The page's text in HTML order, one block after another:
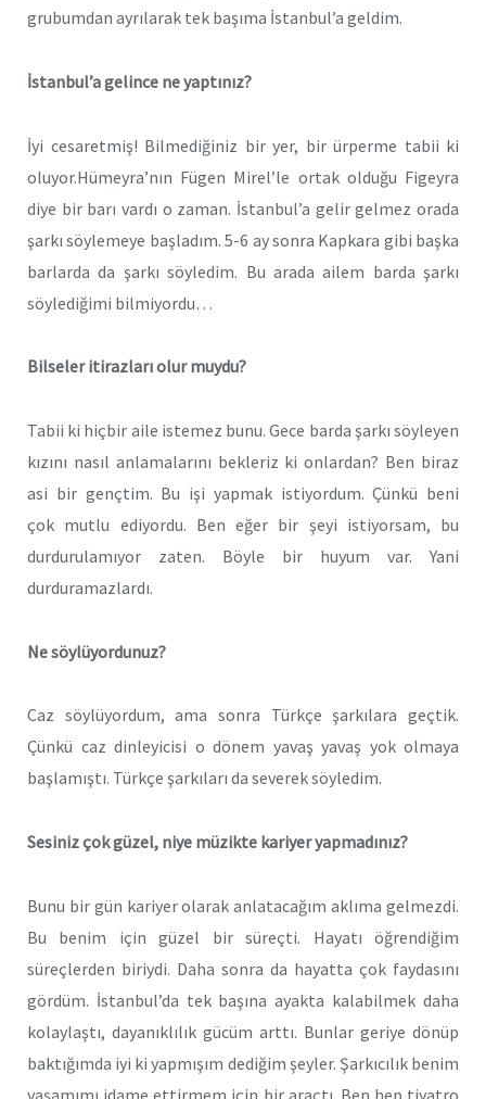
grubumdan ayrılarak tek başıma İstanbul’a geldim.
İstanbul’a gelince ne yaptınız?
İyi cesaretmiş! Bilmediğiniz bir yer, bir ürperme tabii ki
oluyor.Hümeyra’nın Fügen Mirel’le ortak olduğu Figeyra
diye bir barı vardı o zaman. İstanbul’a gelir gelmez orada
şarkı söylemeye başladım. 5-6 ay sonra Kapkara gibi başka
barlarda da şarkı söyledim. Bu arada ailem barda şarkı
söylediğimi bilmiyordu…
Bilseler itirazları olur muydu?
Tabii ki hiçbir aile istemez bunu. Gece barda şarkı söyleyen
kızını nasıl anlamalarını bekleriz ki onlardan? Ben biraz
asi bir gençtim. Bu işi yapmak istiyordum. Çünkü beni
çok mutlu ediyordu. Ben eğer bir şeyi istiyorsam, bu
durdurulamıyor zaten. Böyle bir huyum var. Yani
durduramazlardı.
Ne söylüyordunuz?
Caz söylüyordum, ama sonra Türkçe şarkılara geçtik.
Çünkü caz dinleyicisi o dönem yavaş yavaş yok olmaya
başlamıştı. Türkçe şarkıları da severek söyledim.
Sesiniz çok güzel, niye müzikte kariyer yapmadınız?
Bunu bir gün kariyer olarak anlatacağım aklıma gelmezdi.
Bu benim için güzel bir süreçti. Hayatı öğrendiğim
süreçlerden biriydi. Daha sonra da hayatta çok faydasını
gördüm. İstanbul’da tek başına ayakta kalabilmek daha
kolaylaştı, dayanıklılık gücüm arttı. Bunlar geriye dönüp
baktığımda iyi ki yapmışım dediğim şeyler. Şarkıcılık benim
yaşamımı idame ettirmem için bir araçtı. Ben hep tiyatro